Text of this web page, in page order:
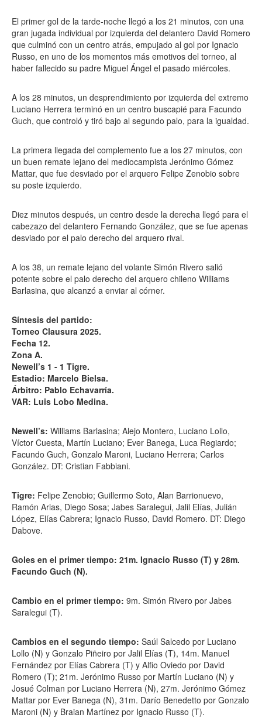
El primer gol de la tarde-noche llegó a los 21 minutos, con una
gran jugada individual por izquierda del delantero David Romero
que culminó con un centro atrás, empujado al gol por Ignacio
Russo, en uno de los momentos más emotivos del torneo, al
haber fallecido su padre Miguel Ángel el pasado miércoles.
A los 28 minutos, un desprendimiento por izquierda del extremo
Luciano Herrera terminó en un centro buscapié para Facundo
Guch, que controló y tiró bajo al segundo palo, para la igualdad.
La primera llegada del complemento fue a los 27 minutos, con
un buen remate lejano del mediocampista Jerónimo Gómez
Mattar, que fue desviado por el arquero Felipe Zenobio sobre
su poste izquierdo.
Diez minutos después, un centro desde la derecha llegó para el
cabezazo del delantero Fernando González, que se fue apenas
desviado por el palo derecho del arquero rival.
A los 38, un remate lejano del volante Simón Rivero salió
potente sobre el palo derecho del arquero chileno Williams
Barlasina, que alcanzó a enviar al córner.
Síntesis del partido:
Torneo Clausura 2025.
Fecha 12.
Zona A.
Newell’s 1 - 1 Tigre.
Estadio: Marcelo Bielsa.
Árbitro: Pablo Echavarría.
VAR: Luis Lobo Medina.
Newell’s: Williams Barlasina; Alejo Montero, Luciano Lollo,
Víctor Cuesta, Martín Luciano; Ever Banega, Luca Regiardo;
Facundo Guch, Gonzalo Maroni, Luciano Herrera; Carlos
González. DT: Cristian Fabbiani.
Tigre: Felipe Zenobio; Guillermo Soto, Alan Barrionuevo,
Ramón Arias, Diego Sosa; Jabes Saralegui, Jalil Elías, Julián
López, Elías Cabrera; Ignacio Russo, David Romero. DT: Diego
Dabove.
Goles en el primer tiempo: 21m. Ignacio Russo (T) y 28m.
Facundo Guch (N).
Cambio en el primer tiempo: 9m. Simón Rivero por Jabes
Saralegui (T).
Cambios en el segundo tiempo: Saúl Salcedo por Luciano
Lollo (N) y Gonzalo Piñeiro por Jalil Elías (T), 14m. Manuel
Fernández por Elías Cabrera (T) y Alfio Oviedo por David
Romero (T); 21m. Jerónimo Russo por Martín Luciano (N) y
Josué Colman por Luciano Herrera (N), 27m. Jerónimo Gómez
Mattar por Ever Banega (N), 31m. Darío Benedetto por Gonzalo
Maroni (N) y Braian Martínez por Ignacio Russo (T).